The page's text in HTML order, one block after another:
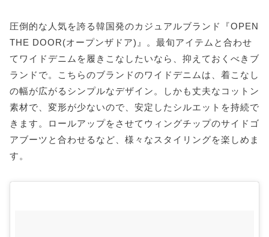
圧倒的な人気を誇る韓国発のカジュアルブランド『OPEN
THE DOOR(オープンザドア)』。最旬アイテムと合わせ
てワイドデニムを履きこなしたいなら、抑えておくべきブ
ランドで。こちらのブランドのワイドデニムは、着こなし
の幅が広がるシンプルなデザイン。しかも丈夫なコットン
素材で、変形が少ないので、安定したシルエットを持続で
きます。ロールアップをさせてウィングチップのサイドゴ
アブーツと合わせるなど、様々なスタイリングを楽しめま
す。